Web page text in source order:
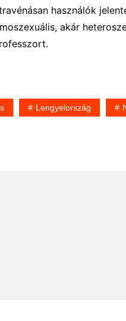
használók
akár
Lengyelország